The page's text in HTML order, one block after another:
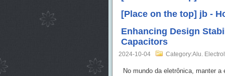
[Place on the top] jb -
Enhancing Design
Capacitors
2024-10-04 Category:Alu.
No mundo da eletrônica, manter